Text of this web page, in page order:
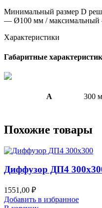
Минимальный размер D
— Ø100 мм /
Характеристики
Габаритные
A 300
Похожие товары
Диффузор ДП4
1551,00 ₽
Добавить в избранное